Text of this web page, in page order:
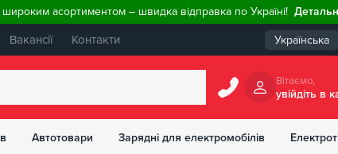
широким асортиментом – швидка відправка по Україні!
Вакансії Контакти Українська
Вiтаємо,
увiйдiть в
Автотовари Зарядні для електромобілів